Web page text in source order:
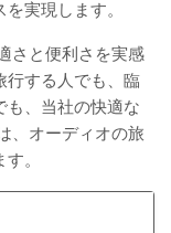
実現します。
さと便利さを実感
行する人でも、臨
も、当社の快適な
、オーディオの旅
。